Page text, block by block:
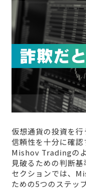
仮想通貨の投資を
信頼性を十分に確認
Mishov Tradingの
見破るための判断
セクションでは、
ための5つのステッ